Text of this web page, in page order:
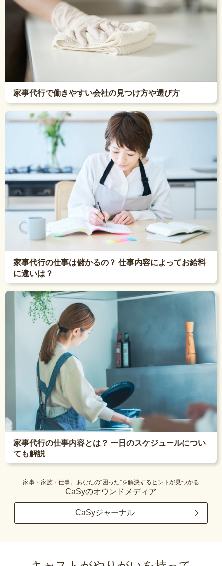
家事代行で働きやすい会社の見つけ方や選び方
家事代行の仕事は儲かるの？ 仕事内容によってお給料
に違いは？
家事代行の仕事内容とは？ 一日のスケジュールについ
ても解説
家事・家族・仕事。あなたの“困った”を解決するヒントが見つかる
CaSyのオウンドメディア
CaSyジャーナル